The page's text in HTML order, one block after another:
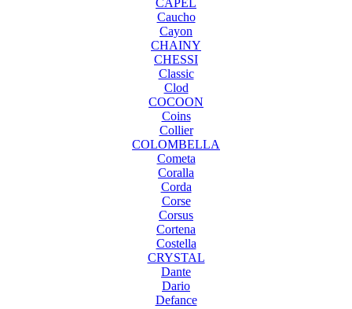
Caucho
Cayon
CHAINY
CHESSI
Classic
Clod
COCOON
Coins
Collier
COLOMBELLA
Cometa
Coralla
Corda
Corse
Corsus
Cortena
Costella
CRYSTAL
Dante
Dario
Defance